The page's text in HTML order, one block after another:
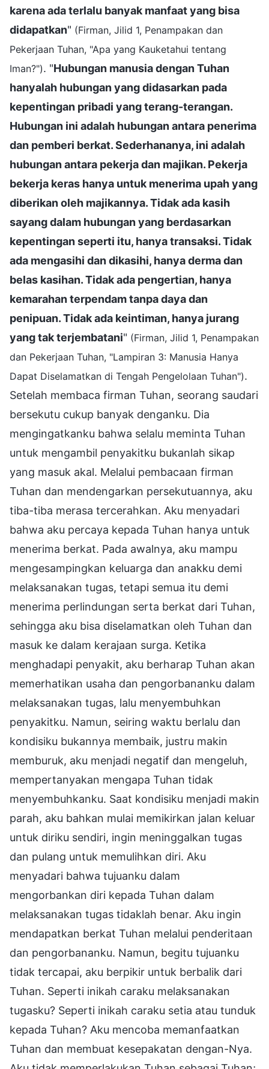
karena ada terlalu banyak manfaat yang bisa
didapatkan" (Firman, Jilid 1, Penampakan dan
Pekerjaan Tuhan, "Apa yang Kauketahui tentang
Iman?"). "Hubungan manusia dengan Tuhan
hanyalah hubungan yang didasarkan pada
kepentingan pribadi yang terang-terangan.
Hubungan ini adalah hubungan antara penerima
dan pemberi berkat. Sederhananya, ini adalah
hubungan antara pekerja dan majikan. Pekerja
bekerja keras hanya untuk menerima upah yang
diberikan oleh majikannya. Tidak ada kasih
sayang dalam hubungan yang berdasarkan
kepentingan seperti itu, hanya transaksi. Tidak
ada mengasihi dan dikasihi, hanya derma dan
belas kasihan. Tidak ada pengertian, hanya
kemarahan terpendam tanpa daya dan
penipuan. Tidak ada keintiman, hanya jurang
yang tak terjembatani" (Firman, Jilid 1, Penampakan
dan Pekerjaan Tuhan, "Lampiran 3: Manusia Hanya
Dapat Diselamatkan di Tengah Pengelolaan Tuhan").
Setelah membaca firman Tuhan, seorang saudari
bersekutu cukup banyak denganku. Dia
mengingatkanku bahwa selalu meminta Tuhan
untuk mengambil penyakitku bukanlah sikap
yang masuk akal. Melalui pembacaan firman
Tuhan dan mendengarkan persekutuannya, aku
tiba-tiba merasa tercerahkan. Aku menyadari
bahwa aku percaya kepada Tuhan hanya untuk
menerima berkat. Pada awalnya, aku mampu
mengesampingkan keluarga dan anakku demi
melaksanakan tugas, tetapi semua itu demi
menerima perlindungan serta berkat dari Tuhan,
sehingga aku bisa diselamatkan oleh Tuhan dan
masuk ke dalam kerajaan surga. Ketika
menghadapi penyakit, aku berharap Tuhan akan
memerhatikan usaha dan pengorbananku dalam
melaksanakan tugas, lalu menyembuhkan
penyakitku. Namun, seiring waktu berlalu dan
kondisiku bukannya membaik, justru makin
memburuk, aku menjadi negatif dan mengeluh,
mempertanyakan mengapa Tuhan tidak
menyembuhkanku. Saat kondisiku menjadi makin
parah, aku bahkan mulai memikirkan jalan keluar
untuk diriku sendiri, ingin meninggalkan tugas
dan pulang untuk memulihkan diri. Aku
menyadari bahwa tujuanku dalam
mengorbankan diri kepada Tuhan dalam
melaksanakan tugas tidaklah benar. Aku ingin
mendapatkan berkat Tuhan melalui penderitaan
dan pengorbananku. Namun, begitu tujuanku
tidak tercapai, aku berpikir untuk berbalik dari
Tuhan. Seperti inikah caraku melaksanakan
tugasku? Seperti inikah caraku setia atau tunduk
kepada Tuhan? Aku mencoba memanfaatkan
Tuhan dan membuat kesepakatan dengan-Nya.